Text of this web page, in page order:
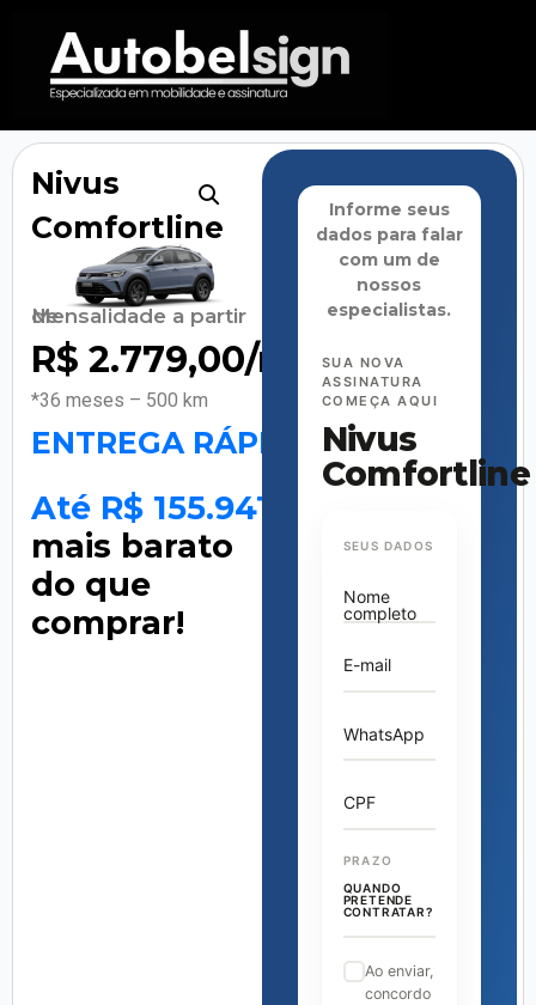
Nivus
Comfortline
Mensalidade a partir de
R$ 2.779,00/mês
*36 meses – 500 km
ENTREGA RÁPIDA
Até R$ 155.941
mais barato
do que
comprar!
Informe seus
dados para falar
com um de
nossos
especialistas.
SUA NOVA
ASSINATURA
COMEÇA AQUI
Nivus
Comfortline
SEUS DADOS
Nome
completo
E-mail
WhatsApp
CPF
PRAZO
QUANDO
PRETENDE
CONTRATAR?
Ao enviar,
concordo